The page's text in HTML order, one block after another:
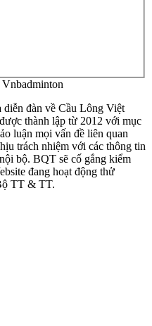
đàn về Cầu Lông Việt
thành lập từ 2012 với mục
luận mọi vấn đề liên quan
trách nhiệm với các thông tin
bộ. BQT sẽ cố gắng kiểm
đang hoạt động thử
TT & TT.